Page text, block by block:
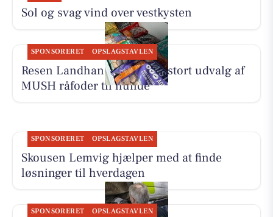
Sol og svag vind over vestkysten
SPONSORERET OPSLAGSTAVLEN
Resen Landhandel tilbyder stort udvalg af
MUSH råfoder til hunde
SPONSORERET OPSLAGSTAVLEN
Skousen Lemvig hjælper med at finde
løsninger til hverdagen
SPONSORERET OPSLAGSTAVLEN